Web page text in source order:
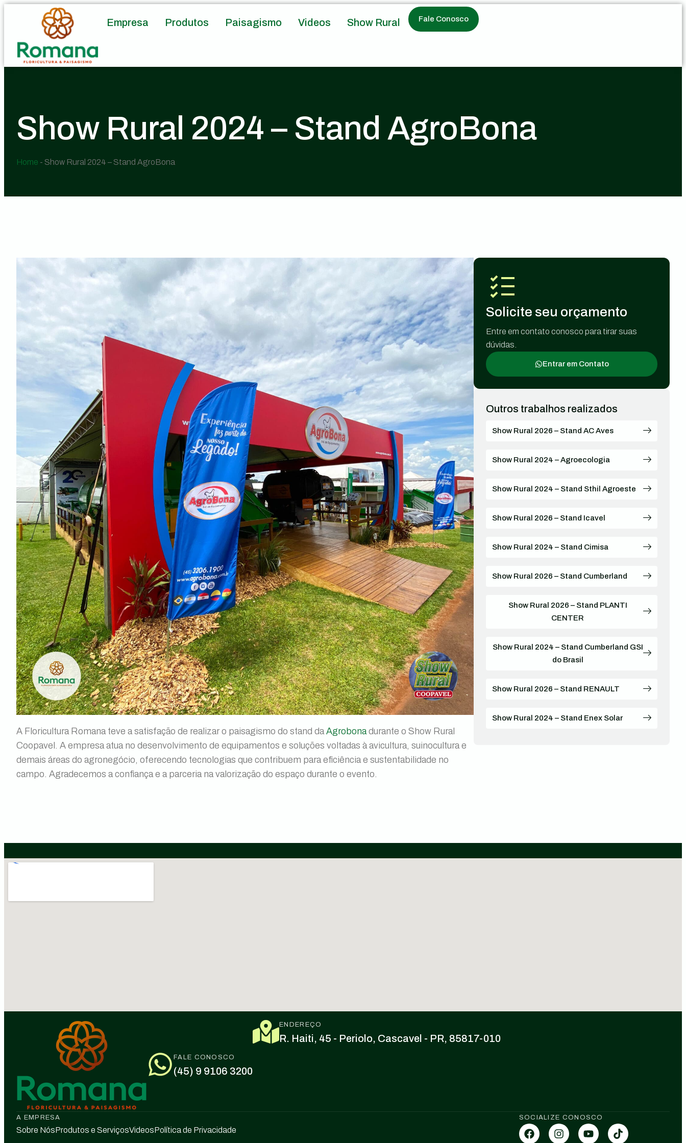
Empresa Produtos Paisagismo Videos Show Rural Fale Conosco
Show Rural 2024 – Stand AgroBona
Home - Show Rural 2024 – Stand AgroBona
A Floricultura Romana teve a satisfação de realizar o paisagismo do stand da Agrobona durante o Show Rural
Coopavel. A empresa atua no desenvolvimento de equipamentos e soluções voltadas à avicultura, suinocultura e
demais áreas do agronegócio, oferecendo tecnologias que contribuem para eficiência e sustentabilidade no
campo. Agradecemos a confiança e a parceria na valorização do espaço durante o evento.
Solicite seu orçamento
Entre em contato conosco para tirar suas
dúvidas.
Entrar em Contato
Outros trabalhos realizados
Show Rural 2026 – Stand AC Aves
Show Rural 2024 – Agroecologia
Show Rural 2024 – Stand Sthil Agroeste
Show Rural 2026 – Stand Icavel
Show Rural 2024 – Stand Cimisa
Show Rural 2026 – Stand Cumberland
Show Rural 2026 – Stand PLANTI
CENTER
Show Rural 2024 – Stand Cumberland GSI
do Brasil
Show Rural 2026 – Stand RENAULT
Show Rural 2024 – Stand Enex Solar
FALE CONOSCO
(45) 9 9106 3200
ENDEREÇO
R. Haiti, 45 - Periolo, Cascavel - PR, 85817-010
A EMPRESA
Sobre NósProdutos e ServiçosVideosPolítica de Privacidade
SOCIALIZE CONOSCO